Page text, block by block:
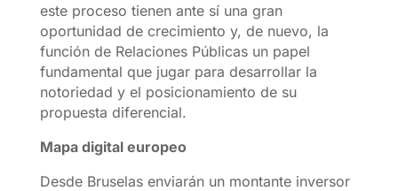
este proceso tienen ante sí una gran
oportunidad de crecimiento y, de nuevo, la
función de Relaciones Públicas un papel
fundamental que jugar para desarrollar la
notoriedad y el posicionamiento de su
propuesta diferencial.
Mapa digital europeo
Desde Bruselas enviarán un montante inversor